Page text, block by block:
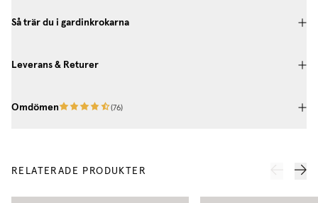
Så trär du i gardinkrokarna
Leverans & Returer
Omdömen (76)
RELATERADE PRODUKTER